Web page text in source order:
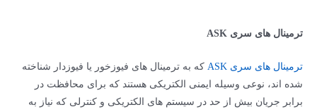
ترمینال ­های سری ASK
ترمینال­ های سری ASK
که به ترمینال­ های فیوزخور یا فیوزدار شناخته
شده ­اند، نوعی وسیله ایمنی الکتریکی هستند که برای محافظت در
برابر جریان بیش از حد در سیستم­ های الکتریکی و کنترلی که نیاز به